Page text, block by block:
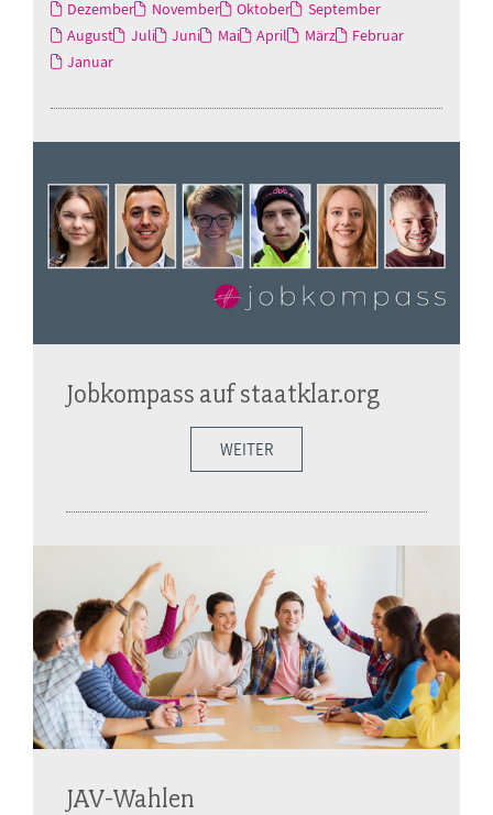
Dezember November Oktober
September
August
Juli Juni Mai April März
Februar
Januar
Jobkompass auf staatklar.org
WEITER
JAV-Wahlen